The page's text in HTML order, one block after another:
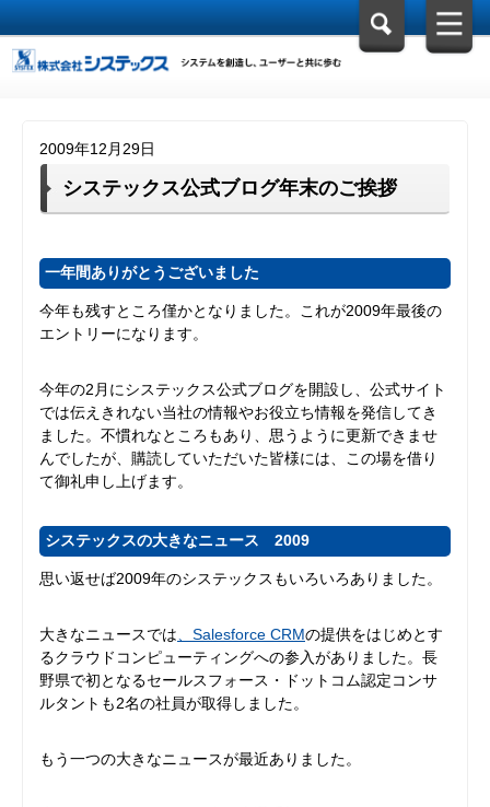
2009年12月29日
システックス公式ブログ年末のご挨拶
一年間ありがとうございました
今年も残すところ僅かとなりました。これが2009年最後の
エントリーになります。
今年の2月にシステックス公式ブログを開設し、公式サイト
では伝えきれない当社の情報やお役立ち情報を発信してき
ました。不慣れなところもあり、思うように更新できませ
んでしたが、購読していただいた皆様には、この場を借り
て御礼申し上げます。
システックスの大きなニュース 2009
思い返せば2009年のシステックスもいろいろありました。
大きなニュースでは 、Salesforce CRMの提供をはじめとす
るクラウドコンピューティングへの参入がありました。長
野県で初となるセールスフォース・ドットコム認定コンサ
ルタントも2名の社員が取得しました。
もう一つの大きなニュースが最近ありました。